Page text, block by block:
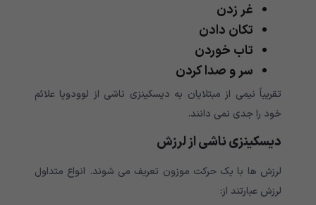
غر زدن
تکان دادن
تاب خوردن
سر و صدا کردن
تقریباً نیمی از مبتلایان به دیسکینزی ناشی از لوودوپا علائم
خود را جدی نمی دانند.
دیسکینزی ناشی از لرزش
لرزش ها با یک حرکت موزون تعریف می شوند. انواع متداول
لرزش عبارتند از: